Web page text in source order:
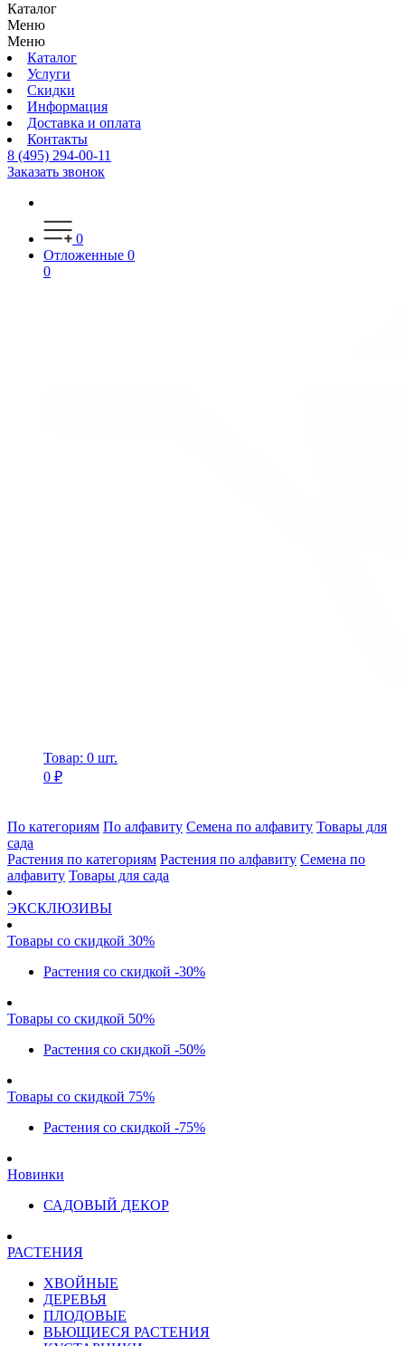
Каталог
Меню
Меню
Каталог
Услуги
Скидки
Информация
Доставка и оплата
Контакты
8 (495) 294-00-11
Заказать звонок
0
Отложенные 0
0
Товар: 0 шт.
0 ₽
По категориям По алфавиту Семена по алфавиту Товары для
сада
Растения по категориям Растения по алфавиту Семена по
алфавиту Товары для сада
ЭКСКЛЮЗИВЫ
Товары со скидкой 30%
Растения со скидкой -30%
Товары со скидкой 50%
Растения со скидкой -50%
Товары со скидкой 75%
Растения со скидкой -75%
Новинки
САДОВЫЙ ДЕКОР
РАСТЕНИЯ
ХВОЙНЫЕ
ДЕРЕВЬЯ
ПЛОДОВЫЕ
ВЬЮЩИЕСЯ РАСТЕНИЯ